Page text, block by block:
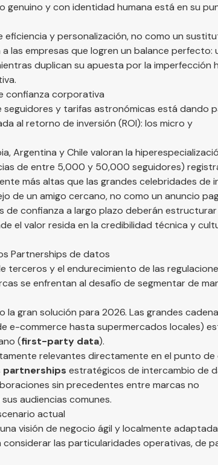
y con identidad humana está en su
y personalización, no como un
las empresas que logren un balance perfecto:
duplican su apuesta por la imperfección
confianza corporativa
seguidores y tarifas astronómicas está dando
al retorno de inversión (ROI): los micro y
Argentina y Chile valoran la
de entre 5,000 y 50,000 seguidores)
más altas que las grandes celebridades de
de un amigo cercano, no como un anuncio
de confianza a largo plazo deberán estructurar
el valor resida en la credibilidad técnica y
Partnerships de datos
terceros y el endurecimiento de las
se enfrentan al desafío de segmentar de
la gran solución para 2026. Las grandes
e-commerce hasta supermercados locales)
(first-party data).
relevantes directamente en el punto de
partnerships estratégicos de intercambio de
sin precedentes entre marcas no
audiencias comunes.
actual
visión de negocio ágil y localmente
las particularidades operativas, de